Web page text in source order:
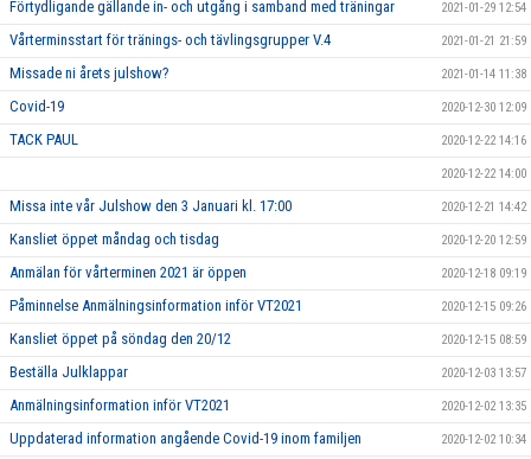
Förtydligande gällande in- och utgång i samband med träningar 2021-01-29 12:54
Vårterminsstart för tränings- och tävlingsgrupper V.4 2021-01-21 21:59
Missade ni årets julshow? 2021-01-14 11:38
Covid-19 2020-12-30 12:09
TACK PAUL 2020-12-22 14:16
2020-12-22 14:00
Missa inte vår Julshow den 3 Januari kl. 17:00 2020-12-21 14:42
Kansliet öppet måndag och tisdag 2020-12-20 12:59
Anmälan för vårterminen 2021 är öppen 2020-12-18 09:19
Påminnelse Anmälningsinformation inför VT2021 2020-12-15 09:26
Kansliet öppet på söndag den 20/12 2020-12-15 08:59
Beställa Julklappar 2020-12-03 13:57
Anmälningsinformation inför VT2021 2020-12-02 13:35
Uppdaterad information angående Covid-19 inom familjen 2020-12-02 10:34